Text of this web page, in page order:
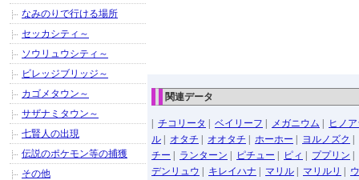
関連データ
チコリータ ベイリーフ メガニウム
ヒノ
ル
オタチ オオタチ ホーホー ヨルノズク
チー
ランターン ピチュー ピィ ププリン
デンリュウ
キレイハナ マリル マリルリ
なみのりで行ける場所
セッカシティ～
ソウリュウシティ～
ビレッジブリッジ～
カゴメタウン～
サザナミタウン～
七賢人の出現
伝説のポケモン等の捕獲
その他